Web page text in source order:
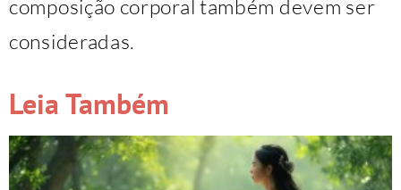
composição corporal também devem ser
consideradas.
Leia Também